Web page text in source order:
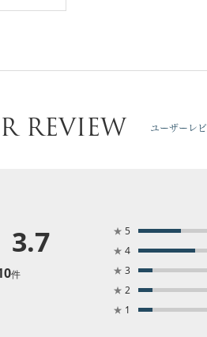
REVIEW ユーザーレ
3.7
件
★ 5
★ 4
★ 3
★ 2
★ 1